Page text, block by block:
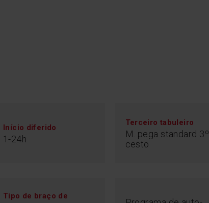
Início diferido
1-24h
Terceiro tabuleiro
M. pega standard 3º
cesto
Tipo de braço de